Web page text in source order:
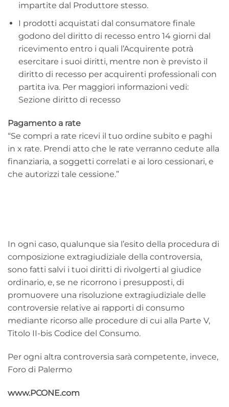
impartite dal Produttore stesso.
I prodotti acquistati dal consumatore finale
godono del diritto di recesso entro 14 giorni dal
ricevimento entro i quali l’Acquirente potrà
esercitare i suoi diritti, mentre non è previsto il
diritto di recesso per acquirenti professionali con
partita iva. Per maggiori informazioni vedi:
Sezione diritto di recesso
Pagamento a rate
“Se compri a rate ricevi il tuo ordine subito e paghi
in x rate. Prendi atto che le rate verranno cedute alla
finanziaria, a soggetti correlati e ai loro cessionari, e
che autorizzi tale cessione.”
In ogni caso, qualunque sia l’esito della procedura di
composizione extragiudiziale della controversia,
sono fatti salvi i tuoi diritti di rivolgerti al giudice
ordinario, e, se ne ricorrono i presupposti, di
promuovere una risoluzione extragiudiziale delle
controversie relative ai rapporti di consumo
mediante ricorso alle procedure di cui alla Parte V,
Titolo II-bis Codice del Consumo.
Per ogni altra controversia sarà competente, invece,
Foro di Palermo
www.PCONE.com